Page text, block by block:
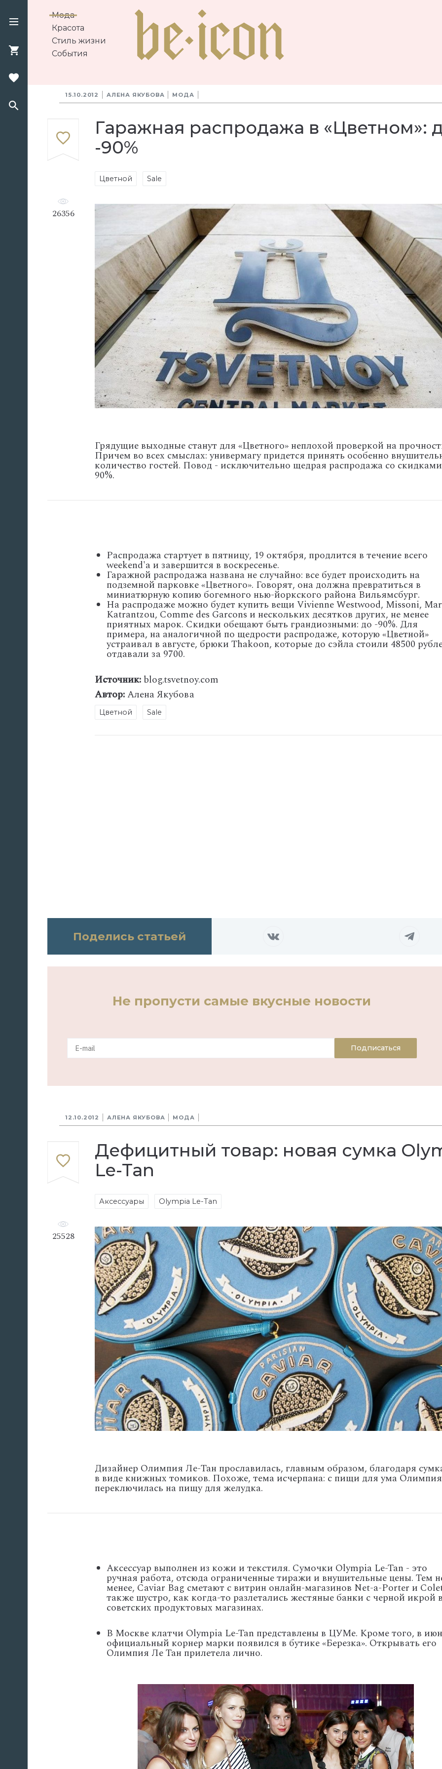
Мода
Красота
Стиль жизни
События
15.10.2012 АЛЕНА ЯКУБОВА МОДА
Гаражная распродажа в «Цветном»:
-90%
Цветной Sale
26356
Грядущие выходные станут для «Цветного» неплохой проверкой на
Причем во всех смыслах: универмагу придется принять особенно
количество гостей. Повод - исключительно щедрая распродажа со
90%.
Распродажа стартует в пятницу, 19 октября, продлится в течение всего
weekend'а и завершится в воскресенье.
Гаражной распродажа названа не случайно: все будет происходить на
подземной парковке «Цветного». Говорят, она должна превратиться в
миниатюрную копию богемного нью-йоркского района Вильямсбург.
На распродаже можно будет купить вещи Vivienne Westwood, Missoni,
Katrantzou, Comme des Garcons и нескольких десятков других, не менее
приятных марок. Скидки обещают быть грандиозными: до -90%. Для
примера, на аналогичной по щедрости распродаже, которую «Цветной»
устраивал в августе, брюки Thakoon, которые до сэйла стоили 48500
отдавали за 9700.
Источник: blog.tsvetnoy.com
Автор:Алена Якубова
Цветной Sale
Поделись статьей
Не пропусти самые вкусные новости
Подписаться
12.10.2012 АЛЕНА ЯКУБОВА МОДА
Дефицитный товар: новая сумка
Le-Tan
Аксессуары Olympia Le-Tan
25528
Дизайнер Олимпия Ле-Тан прославилась, главным образом, благодаря
в виде книжных томиков. Похоже, тема исчерпана: с пищи для ума Олимпия
переключилась на пищу для желудка.
Аксессуар выполнен из кожи и текстиля. Сумочки Olympia Le-Tan - это
ручная работа, отсюда ограниченные тиражи и внушительные цены. Тем
менее, Caviar Bag сметают с витрин онлайн-магазинов Net-a-Porter и
также шустро, как когда-то разлетались жестяные банки с черной икрой
советских продуктовых магазинах.
В Москве клатчи Olympia Le-Tan представлены в ЦУМе. Кроме того, в
официальный корнер марки появился в бутике «Березка». Открывать его
Олимпия Ле Тан прилетела лично.